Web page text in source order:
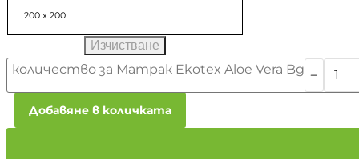
200 x 200
Изчистване
количество за Матрак Ekotex Aloe Vera Bg ﹣
Добавяне в количката